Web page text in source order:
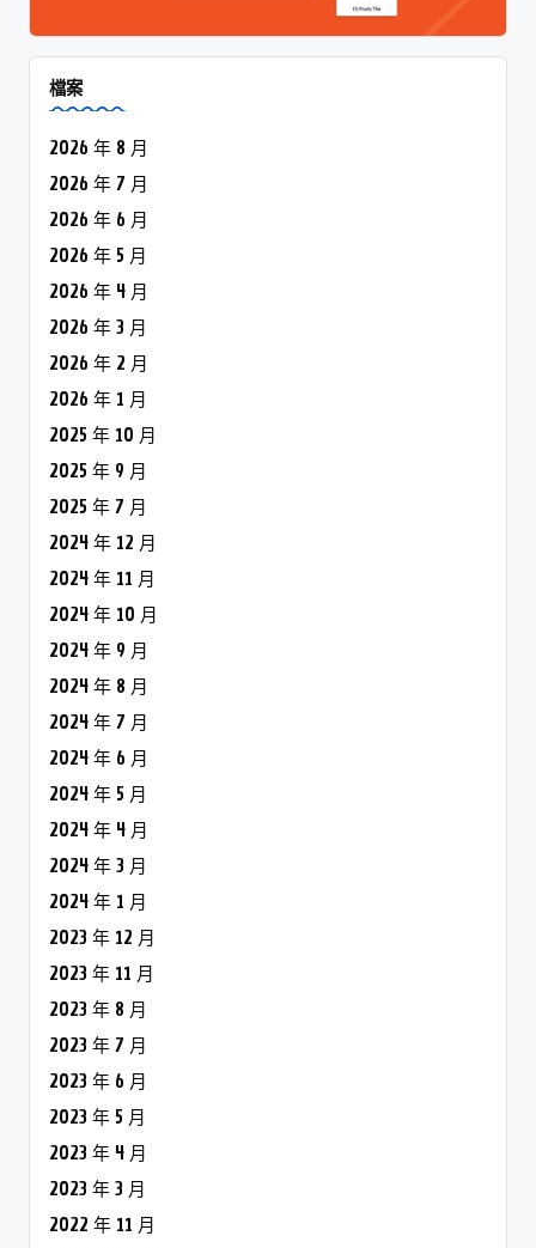
檔案
2026 年 8 月
2026 年 7 月
2026 年 6 月
2026 年 5 月
2026 年 4 月
2026 年 3 月
2026 年 2 月
2026 年 1 月
2025 年 10 月
2025 年 9 月
2025 年 7 月
2024 年 12 月
2024 年 11 月
2024 年 10 月
2024 年 9 月
2024 年 8 月
2024 年 7 月
2024 年 6 月
2024 年 5 月
2024 年 4 月
2024 年 3 月
2024 年 1 月
2023 年 12 月
2023 年 11 月
2023 年 8 月
2023 年 7 月
2023 年 6 月
2023 年 5 月
2023 年 4 月
2023 年 3 月
2022 年 11 月